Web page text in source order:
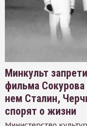
Минкульт
фильма
нем Сталин,
спорят о жизни